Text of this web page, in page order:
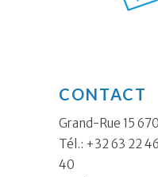
CONTACT
Grand-Rue 15
Tél.: +32 63 22
40